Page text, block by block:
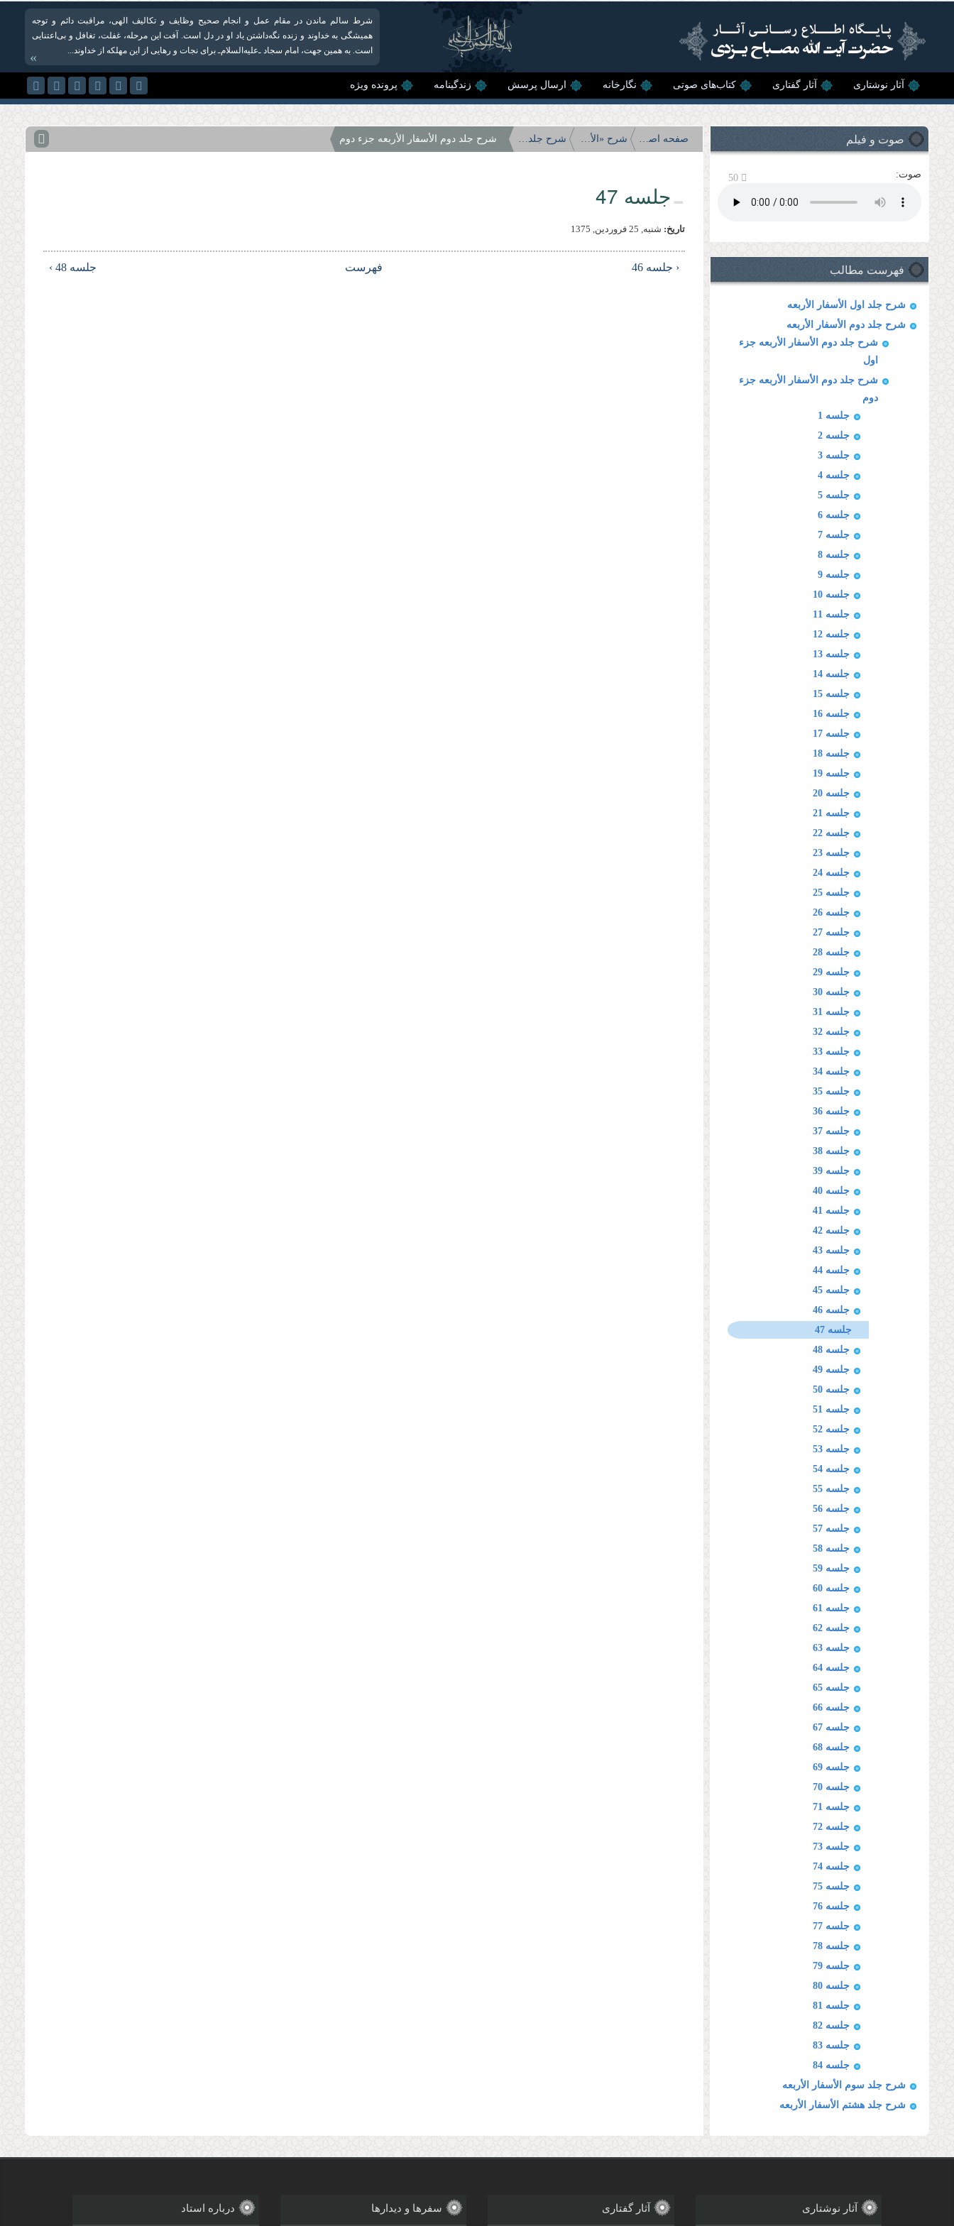
شرط سالم ماندن در مقام عمل و انجام صحیح وظایف و تکالیف الهی، مراقبت دائم و توجه
همیشگی به خداوند و زنده نگه‌داشتن یاد او در دل است. آفت این مرحله، غفلت، تغافل و بی‌اعتنایی
است. به همین جهت، امام سجاد ـ‌علیه‌السلام‌ـ برای نجات و رهایی از این مهلکه از خداوند...
»
آثار نوشتاری آثار گفتاری کتاب‌های صوتی نگارخانه ارسال پرسش زندگینامه پرونده ویژه
صوت و فیلم
صوت: 50
فهرست مطالب
شرح جلد اول الأسفار الأربعه
شرح جلد دوم الأسفار الأربعه
شرح جلد دوم الأسفار الأربعه جزء
اول
شرح جلد دوم الأسفار الأربعه جزء
دوم
جلسه 1
جلسه 2
جلسه 3
جلسه 4
جلسه 5
جلسه 6
جلسه 7
جلسه 8
جلسه 9
جلسه 10
جلسه 11
جلسه 12
جلسه 13
جلسه 14
جلسه 15
جلسه 16
جلسه 17
جلسه 18
جلسه 19
جلسه 20
جلسه 21
جلسه 22
جلسه 23
جلسه 24
جلسه 25
جلسه 26
جلسه 27
جلسه 28
جلسه 29
جلسه 30
جلسه 31
جلسه 32
جلسه 33
جلسه 34
جلسه 35
جلسه 36
جلسه 37
جلسه 38
جلسه 39
جلسه 40
جلسه 41
جلسه 42
جلسه 43
جلسه 44
جلسه 45
جلسه 46
جلسه 47
جلسه 48
جلسه 49
جلسه 50
جلسه 51
جلسه 52
جلسه 53
جلسه 54
جلسه 55
جلسه 56
جلسه 57
جلسه 58
جلسه 59
جلسه 60
جلسه 61
جلسه 62
جلسه 63
جلسه 64
جلسه 65
جلسه 66
جلسه 67
جلسه 68
جلسه 69
جلسه 70
جلسه 71
جلسه 72
جلسه 73
جلسه 74
جلسه 75
جلسه 76
جلسه 77
جلسه 78
جلسه 79
جلسه 80
جلسه 81
جلسه 82
جلسه 83
جلسه 84
شرح جلد سوم الأسفار الأربعه
شرح جلد هشتم الأسفار الأربعه
صفحه اصلی شرح «الأسفار الأربعه» شرح جلد دوم الأسفار الأربعه شرح جلد دوم الأسفار الأربعه جزء دوم
جلسه 47
تاریخ: شنبه, 25 فروردين, 1375
‹ جلسه 46 فهرست جلسه 48 ›
آثار نوشتاری آثار گفتاری سفرها و دیدارها درباره استاد